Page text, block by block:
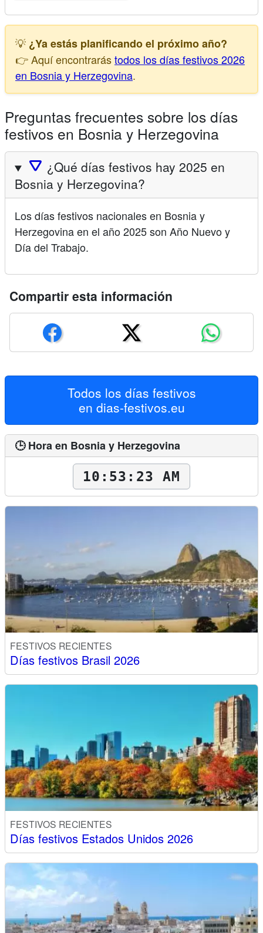
💡 ¿Ya estás planificando el próximo año?
👉 Aquí encontrarástodos los días festivos 2026
en Bosnia y Herzegovina.
Preguntas frecuentes sobre los días
festivos en Bosnia y Herzegovina
🛆 ¿Qué días festivos hay 2025 en
Bosnia y Herzegovina?
Los días festivos nacionales en Bosnia y
Herzegovina en el año 2025 son Año Nuevo y
Día del Trabajo.
Compartir esta información
Todos los días festivos
en dias-festivos.eu
🕒 Hora en Bosnia y Herzegovina
10:53:24 AM
FESTIVOS RECIENTES
Días festivos Brasil 2026
FESTIVOS RECIENTES
Días festivos Estados Unidos 2026